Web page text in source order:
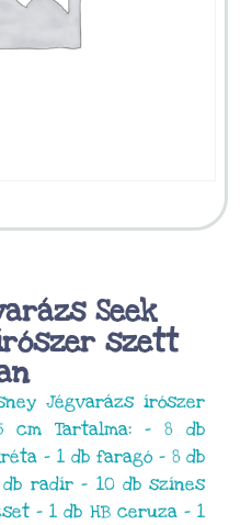
Seek
szett
Jégvarázs írószer
cm Tartalma: – 8 db
– 1 db faragó – 8 db
radír – 10 db színes
– 1 db HB ceruza – 1